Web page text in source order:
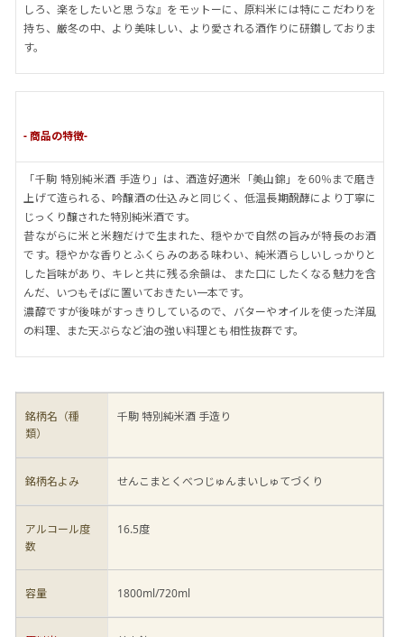
しろ、楽をしたいと思うな』をモットーに、原料米には特にこだわりを
持ち、厳冬の中、より美味しい、より愛される酒作りに研鑚しておりま
す。
- 商品の特徴-
「千駒 特別純米酒 手造り」は、酒造好適米「美山錦」を60％まで磨き
上げて造られる、吟醸酒の仕込みと同じく、低温長期醗酵により丁寧に
じっくり醸された特別純米酒です。
昔ながらに米と米麹だけで生まれた、穏やかで自然の旨みが特長のお酒
です。穏やかな香りとふくらみのある味わい、純米酒らしいしっかりと
した旨味があり、キレと共に残る余韻は、また口にしたくなる魅力を含
んだ、いつもそばに置いておきたい一本です。
濃醇ですが後味がすっきりしているので、バターやオイルを使った洋風
の料理、また天ぷらなど油の強い料理とも相性抜群です。
銘柄名（種
類）
千駒 特別純米酒 手造り
銘柄名よみ せんこまとくべつじゅんまいしゅてづくり
アルコール度
数
16.5度
容量 1800ml/720ml